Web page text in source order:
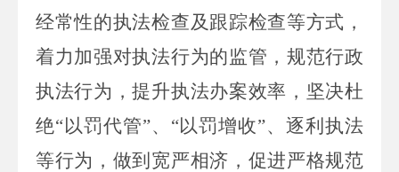
经常性的执法检查及跟踪检查等方式，
着力加强对执法行为的监管，规范行政
执法行为，提升执法办案效率，坚决杜
绝“以罚代管”、“以罚增收”、逐利执法
等行为，做到宽严相济，促进严格规范